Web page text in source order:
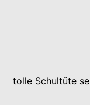
tolle Schultüte